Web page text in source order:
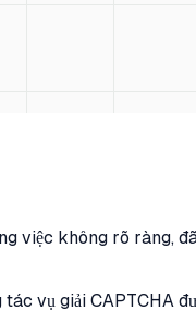
việc không rõ ràng,
vụ giải CAPTCHA